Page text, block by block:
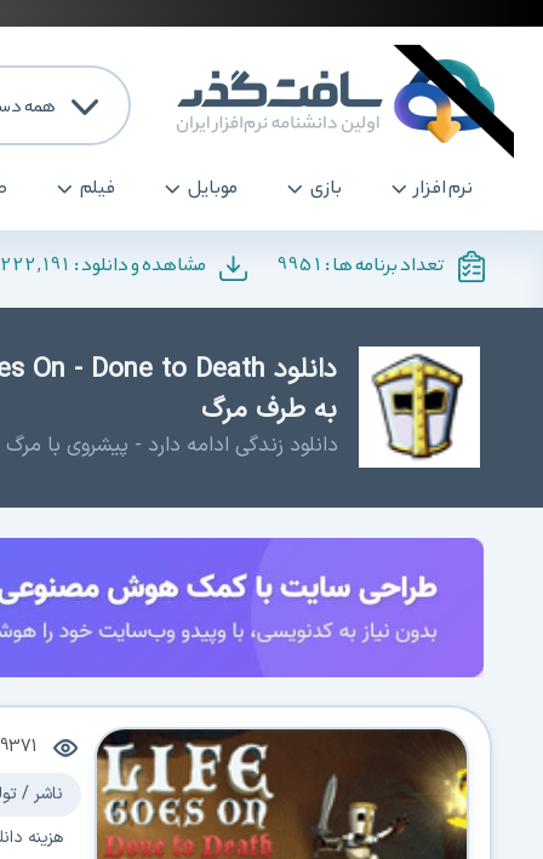
همه
نرم افزار بازی موبایل فیلم
تعداد برنامه ها : 9951 مشاهده و دانلود :
به طرف مرگ
دانلود زندگی ادامه دارد - پیشروی با مرگ
9371
ناشر /
هزینه